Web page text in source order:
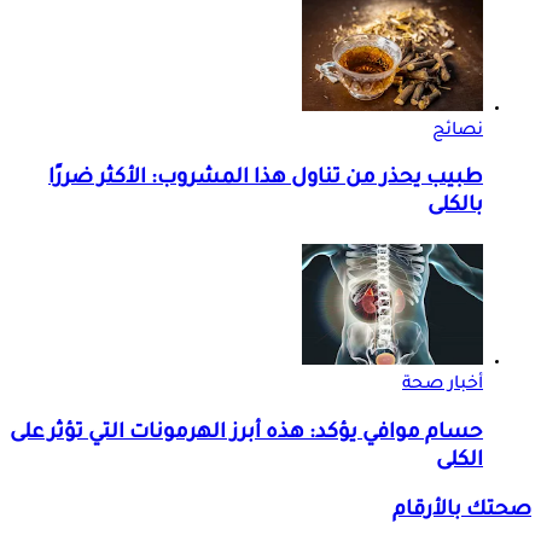
نصائح
طبيب يحذر من تناول هذا المشروب: الأكثر ضررًا
بالكلى
أخبار صحة
حسام موافي يؤكد: هذه أبرز الهرمونات التي تؤثر على
الكلى
صحتك بالأرقام